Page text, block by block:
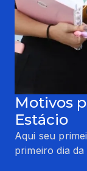
Motivos
Estácio
Aqui seu
primeiro dia